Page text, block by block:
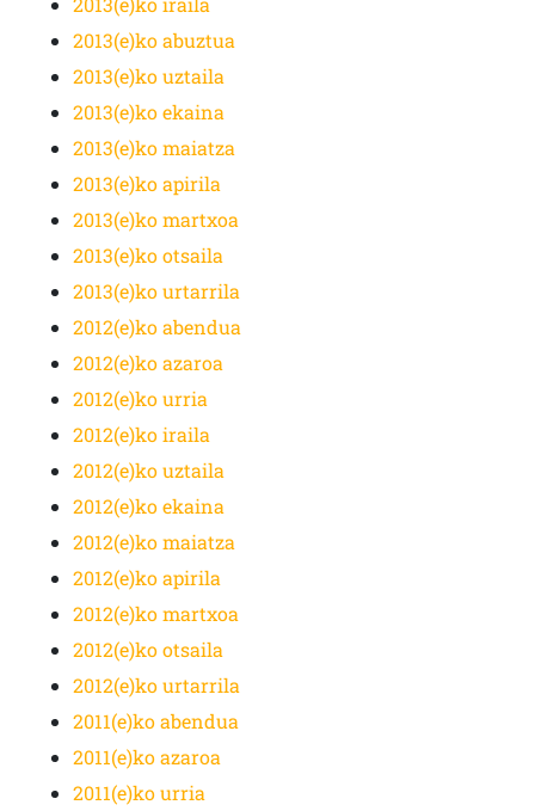
2013(e)ko abuztua
2013(e)ko uztaila
2013(e)ko ekaina
2013(e)ko maiatza
2013(e)ko apirila
2013(e)ko martxoa
2013(e)ko otsaila
2013(e)ko urtarrila
2012(e)ko abendua
2012(e)ko azaroa
2012(e)ko urria
2012(e)ko iraila
2012(e)ko uztaila
2012(e)ko ekaina
2012(e)ko maiatza
2012(e)ko apirila
2012(e)ko martxoa
2012(e)ko otsaila
2012(e)ko urtarrila
2011(e)ko abendua
2011(e)ko azaroa
2011(e)ko urria